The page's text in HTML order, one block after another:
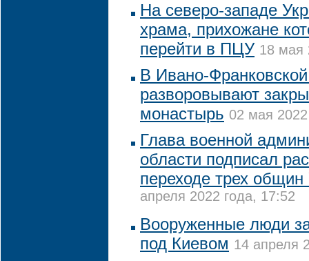
На северо-западе
храма, прихожане
перейти в ПЦУ 18 мая
В Ивано-
разворовывают
монастырь 02 мая
Глава военной
области подписал
переходе трех
апреля 2022 года, 17:52
Вооруженные люди
под Киевом 14 апреля